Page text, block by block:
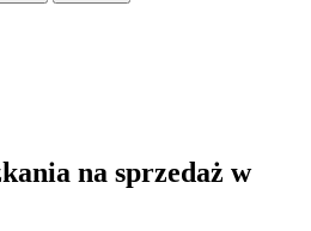
na sprzedaż w